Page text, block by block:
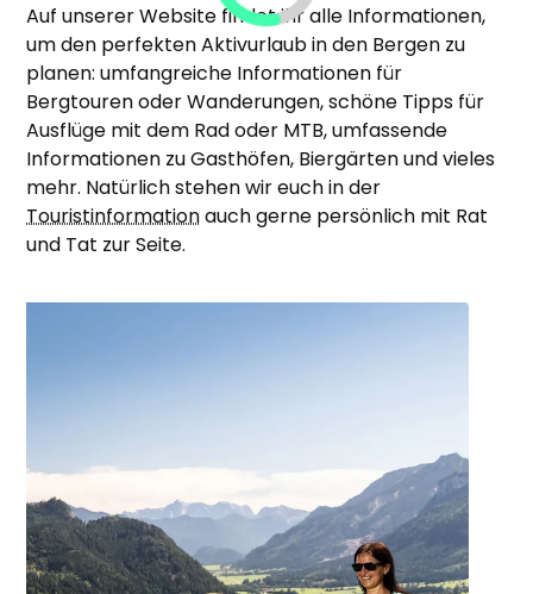
Auf unserer Website findet ihr alle Informationen,
um den perfekten Aktivurlaub in den Bergen zu
planen: umfangreiche Informationen für
Bergtouren oder Wanderungen, schöne Tipps für
Ausflüge mit dem Rad oder MTB, umfassende
Informationen zu Gasthöfen, Biergärten und vieles
mehr. Natürlich stehen wir euch in der
Touristinformationauch gerne persönlich mit Rat
und Tat zur Seite.